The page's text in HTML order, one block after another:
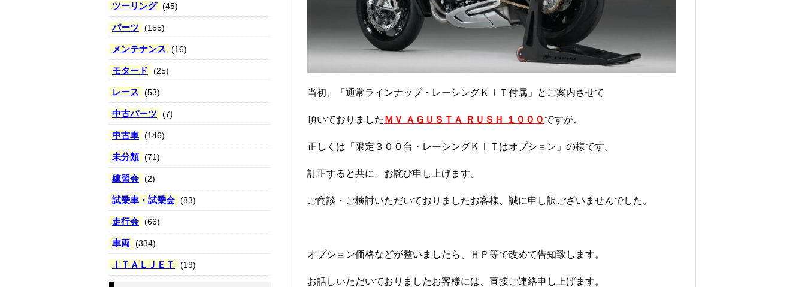
ツーリング (45)
パーツ (155)
メンテナンス (16)
モタード (25)
レース (53)
中古パーツ (7)
中古車 (146)
未分類 (71)
練習会 (2)
試乗車・試乗会 (83)
走行会 (66)
車両 (334)
ＩＴＡＬＪＥＴ (19)
当初、「通常ラインナップ・レーシングＫＩＴ付属」とご案内させて
頂いておりました ＭＶ ＡＧＵＳＴＡ ＲＵＳＨ １０００ ですが、
正しくは「限定３００台・レーシングＫＩＴはオプション」の様です。
訂正すると共に、お詫び申し上げます。
ご商談・ご検討いただいておりましたお客様、誠に申し訳ございませんでした。
オプション価格などが整いましたら、ＨＰ等で改めて告知致します。
お話しいただいておりましたお客様には、直接ご連絡申し上げます。